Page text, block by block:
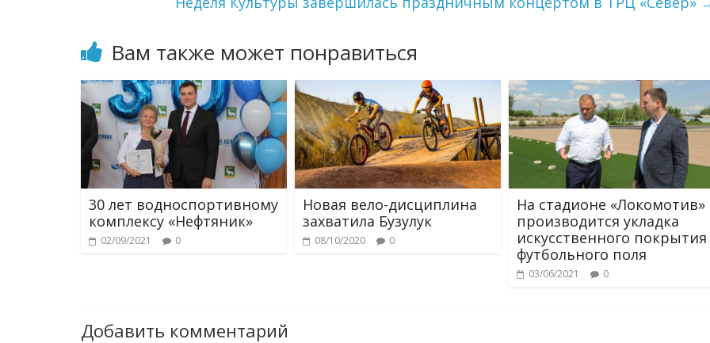
Вам также может понравиться
30 лет водноспортивному
комплексу «Нефтяник»
02/09/2021 0
Новая вело-дисциплина
захватила Бузулук
08/10/2020 0
На стадионе «Локомотив»
производится укладка
искусственного покрытия
футбольного поля
03/06/2021 0
Добавить комментарий